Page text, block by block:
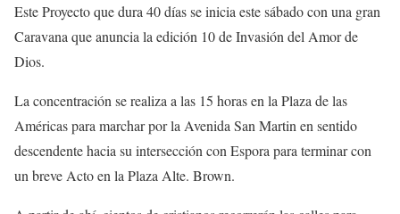
Este Proyecto que dura 40 días se inicia este sábado con una gran
Caravana que anuncia la edición 10 de Invasión del Amor de
Dios.
La concentración se realiza a las 15 horas en la Plaza de las
Américas para marchar por la Avenida San Martin en sentido
descendente hacia su intersección con Espora para terminar con
un breve Acto en la Plaza Alte. Brown.